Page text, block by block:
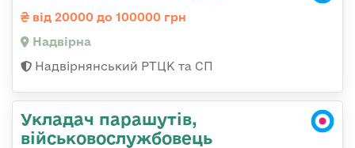
від 20000 до 100000 грн
Надвірна
Надвірнянський РТЦК та СП
Укладач парашутів,
військовослужбовець